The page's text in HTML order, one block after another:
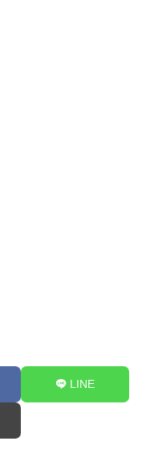
LINE